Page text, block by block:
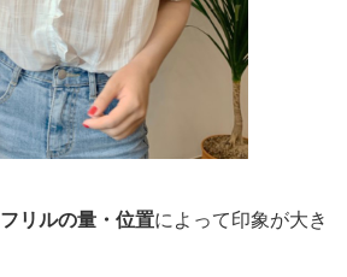
フリルの量・位置によって印象が大き